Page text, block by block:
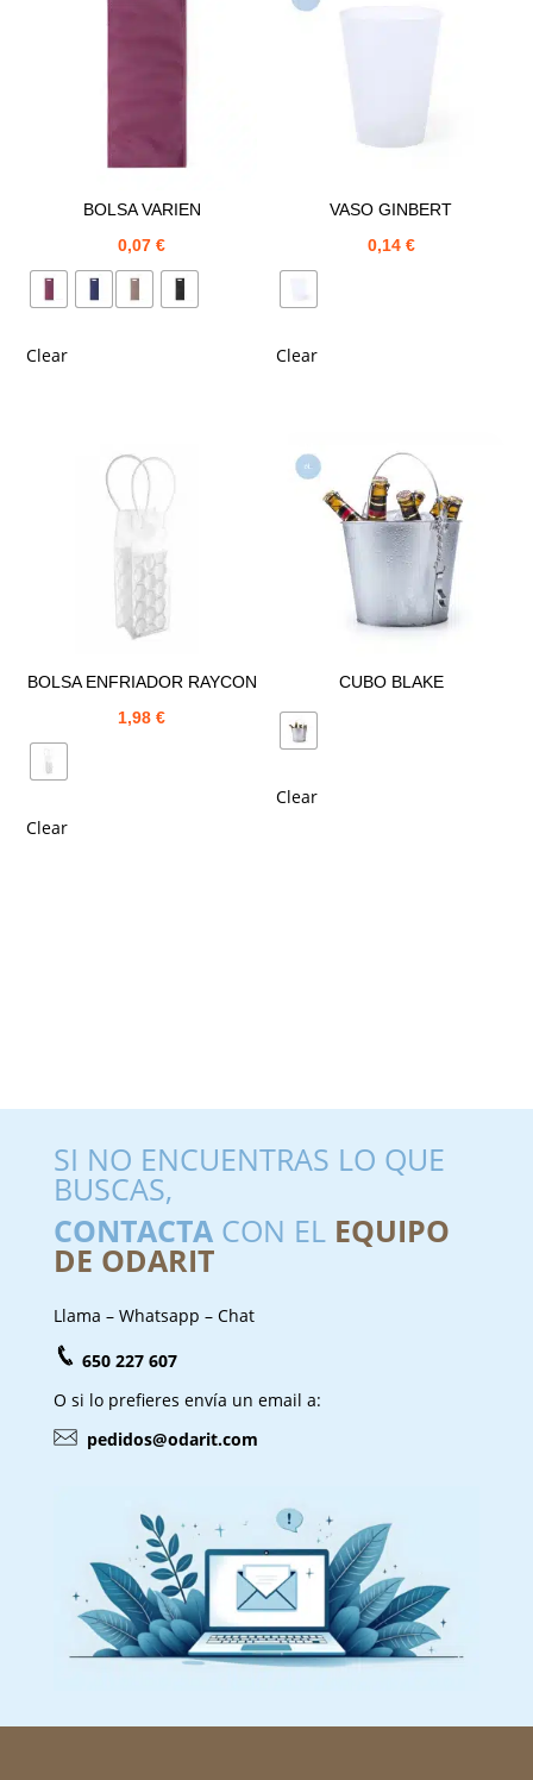
BOLSA VARIEN
0,07€
Clear
VASO GINBERT
0,14 €
Clear
BOLSA ENFRIADOR RAYCON
1,98€
Clear
CUBO BLAKE
Clear
SI NO ENCUENTRAS LO QUE
BUSCAS,
CONTACTACON EL EQUIPO
DE ODARIT
Llama – Whatsapp – Chat
650 227 607
O si lo prefieres envía un email a:
pedidos@odarit.com